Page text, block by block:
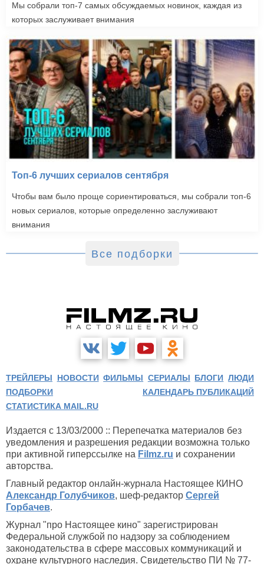
Мы собрали топ-7 самых обсуждаемых новинок, каждая из
которых заслуживает внимания
Топ-6 лучших сериалов сентября
Чтобы вам было проще сориентироваться, мы собрали топ-6
новых сериалов, которые определенно заслуживают
внимания
Все подборки
ТРЕЙЛЕРЫ НОВОСТИ ФИЛЬМЫ СЕРИАЛЫ БЛОГИ ЛЮДИ
ПОДБОРКИ
КАЛЕНДАРЬ ПУБЛИКАЦИЙ
СТАТИСТИКА MAIL.RU
Издается с 13/03/2000 :: Перепечатка материалов без
уведомления и разрешения редакции возможна только
при активной гиперссылке на Filmz.ru и сохранении
авторства.
Главный редактор онлайн-журнала Настоящее КИНО
Александр Голубчиков, шеф-редактор Сергей
Горбачев.
Журнал "про Настоящее кино" зарегистрирован
Федеральной службой по надзору за соблюдением
законодательства в сфере массовых коммуникаций и
охране культурного наследия. Свидетельство ПИ № 77-